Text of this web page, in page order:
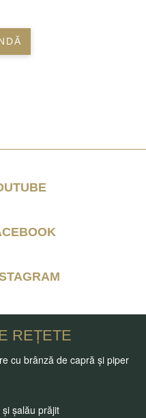
REȚETE
cu brânză de capră și piper
șalău prăjit